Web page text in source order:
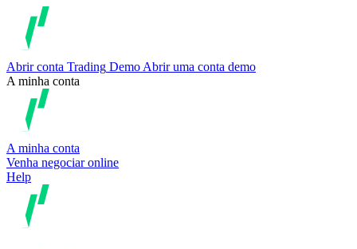
Abrir conta Trading Demo Abrir uma conta demo
A minha conta
A minha conta
Venha negociar online
Help